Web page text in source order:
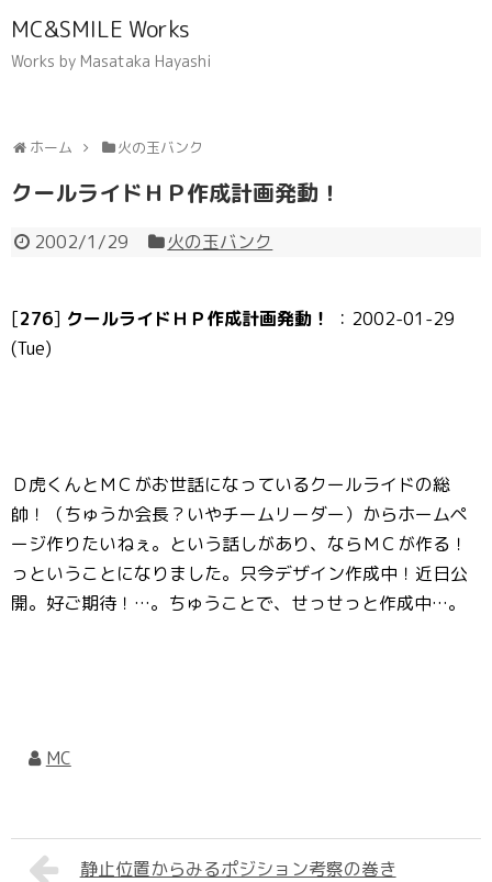
MC&SMILE Works
Works by Masataka Hayashi
ホーム 火の玉バンク
クールライドＨＰ作成計画発動！
2002/1/29 火の玉バンク
[276] クールライドＨＰ作成計画発動！
：2002-01-29
(Tue)
Ｄ虎くんとＭＣがお世話になっているクールライドの総
帥！（ちゅうか会長？いやチームリーダー）からホームペ
ージ作りたいねぇ。という話しがあり、ならＭＣが作る！
っということになりました。只今デザイン作成中！近日公
開。好ご期待！…。ちゅうことで、せっせっと作成中…。
MC
静止位置からみるポジション考察の巻き